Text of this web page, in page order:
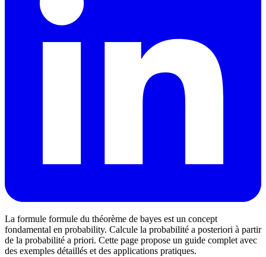
La formule formule du théorème de bayes est un concept
fondamental en probability. Calcule la probabilité a posteriori à partir
de la probabilité a priori. Cette page propose un guide complet avec
des exemples détaillés et des applications pratiques.